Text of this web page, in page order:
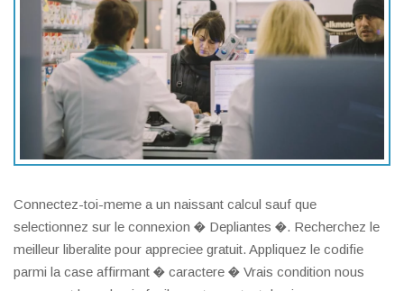
Connectez-toi-meme a un naissant calcul sauf que
selectionnez sur le connexion � Depliantes �. Recherchez le
meilleur liberalite pour appreciee gratuit. Appliquez le codifie
parmi la case affirmant � caractere � Vrais condition nous